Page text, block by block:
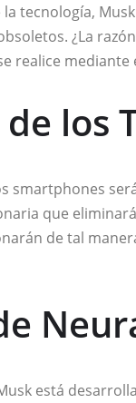
tecnología,
¿La
realice mediante
los
smartphones
que
de tal
está